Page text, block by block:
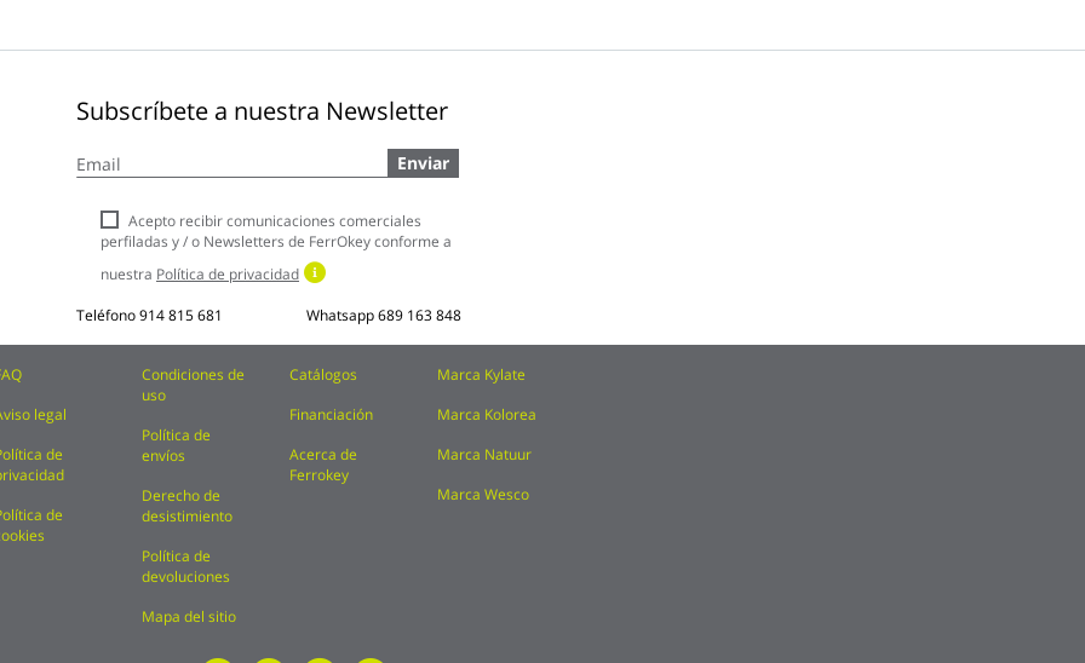
Subscríbete a nuestra Newsletter
a
boletín
noticias:
Enviar
Acepto recibir comunicaciones comerciales
perfiladas y / o Newsletters de FerrOkey conforme a
nuestra Política de privacidad
Teléfono914 815 681 Whatsapp689 163 848
legal
de
de
Condiciones de
uso
Política de
envíos
Derecho de
desistimiento
Política de
devoluciones
Mapa del sitio
Catálogos
Financiación
Acerca de
Ferrokey
Marca Kylate
Marca Kolorea
Marca Natuur
Marca Wesco